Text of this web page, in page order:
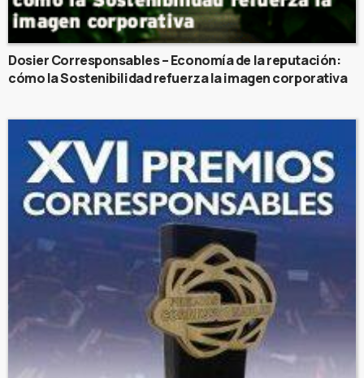
Dosier Corresponsables – Economía de la reputación:
cómo la Sostenibilidad refuerza la imagen corporativa